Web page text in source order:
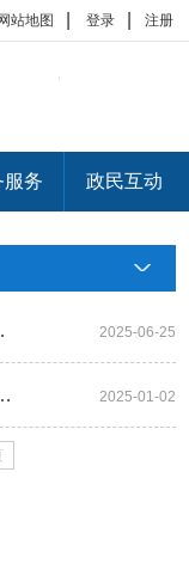
网站地图 登录 注册
服务 政民互动
2025-06-25
办法
2025-01-02
留”吐鲁番市冬季旅游新闻发布会